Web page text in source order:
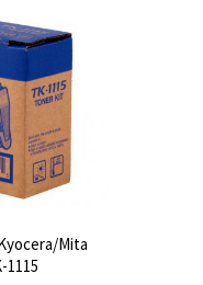
Mita
1115